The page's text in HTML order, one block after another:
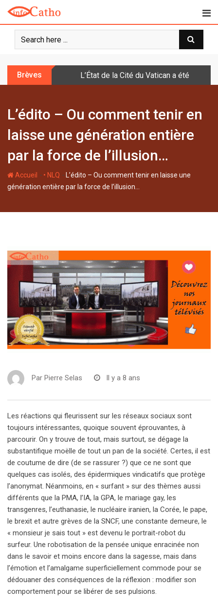
o
Brèves L’État de la Cité du Vatican a été doté
L’édito – Ou comment tenir en
laisse une génération entière
par la force de l’illusion…
Accueil - • NLQ - L’édito – Ou comment tenir en laisse une
génération entière par la force de l’illusion…
Par Pierre Selas Il y a 8 ans
Les réactions qui fleurissent sur les réseaux sociaux sont
toujours intéressantes, quoique souvent éprouvantes, à
parcourir. On y trouve de tout, mais surtout, se dégage la
substantifique moëlle de tout un pan de la société. Certes, il est
de coutume de dire (de se rassurer ?) que ce ne sont que
quelques cas isolés, des épidermiques vindicatifs que protège
l’anonymat. Néanmoins, en « surfant » sur des thèmes aussi
différents que la PMA, l’IA, la GPA, le mariage gay, les
transgenres, l’euthanasie, le nucléaire iranien, la Corée, le pape,
le brexit et autre grèves de la SNCF, une constante demeure, le
« monsieur je sais tout » est devenu le portrait-robot du
surfeur. Une robotisation de la pensée unique enracinée non
dans le savoir et moins encore dans la sagesse, mais dans
l’émotion et l’amalgame superficiellement commode pour se
dédouaner des conséquences de la réflexion : modifier son
comportement pour se libérer de ses pulsions.